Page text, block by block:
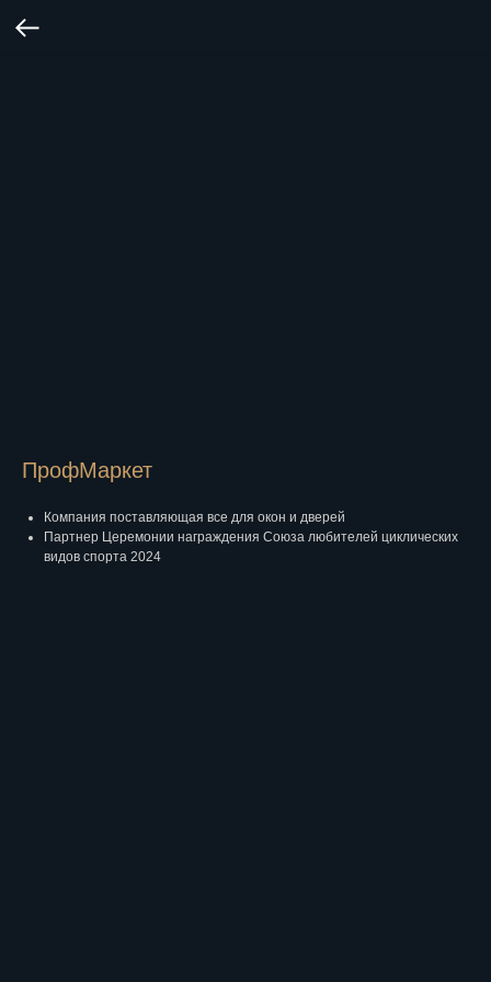
ПрофМаркет
Компания поставляющая все для окон и дверей
Партнер Церемонии награждения Союза любителей циклических
видов спорта 2024